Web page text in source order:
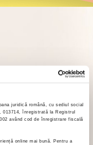
juridică română, cu sediul social
înregistrată la Registrul
având cod de înregistrare fiscală
online mai bună. Pentru a